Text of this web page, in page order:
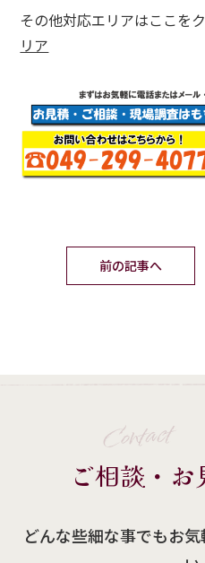
その他対応エリアはここを
リア
前の記事へ
Contact
ご相談・
どんな些細な事でもお